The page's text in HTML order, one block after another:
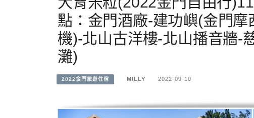
點：金門酒廠-建功嶼(金門
機)-北山古洋樓-北山播音牆-
灘)
2022金門旅遊住宿 MILLY 2022-09-10